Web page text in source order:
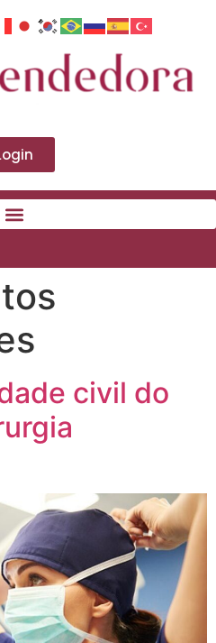
civil do